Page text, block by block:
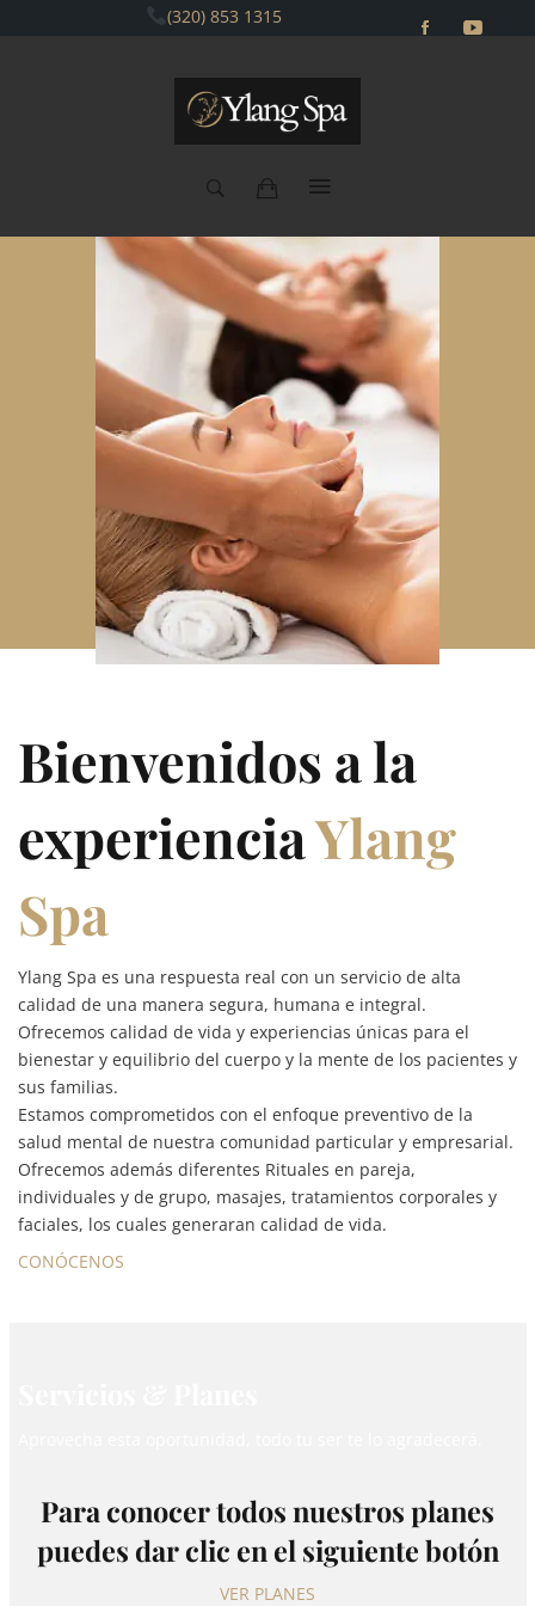
(320) 853 1315
norte de Bogotá
Bienvenidos a la
experienciaYlang
Spa
Ylang Spa es una respuesta real con un servicio de alta
calidad de una manera segura, humana e integral.
Ofrecemos calidad de vida y experiencias únicas para el
bienestar y equilibrio del cuerpo y la mente de los pacientes y
sus familias.
Estamos comprometidos con el enfoque preventivo de la
salud mental de nuestra comunidad particular y empresarial.
Ofrecemos además diferentes Rituales en pareja,
individuales y de grupo, masajes, tratamientos corporales y
faciales, los cuales generaran calidad de vida.
CONÓCENOS
Para conocer todos nuestros planes
puedes dar clic en el siguiente botón
VER PLANES